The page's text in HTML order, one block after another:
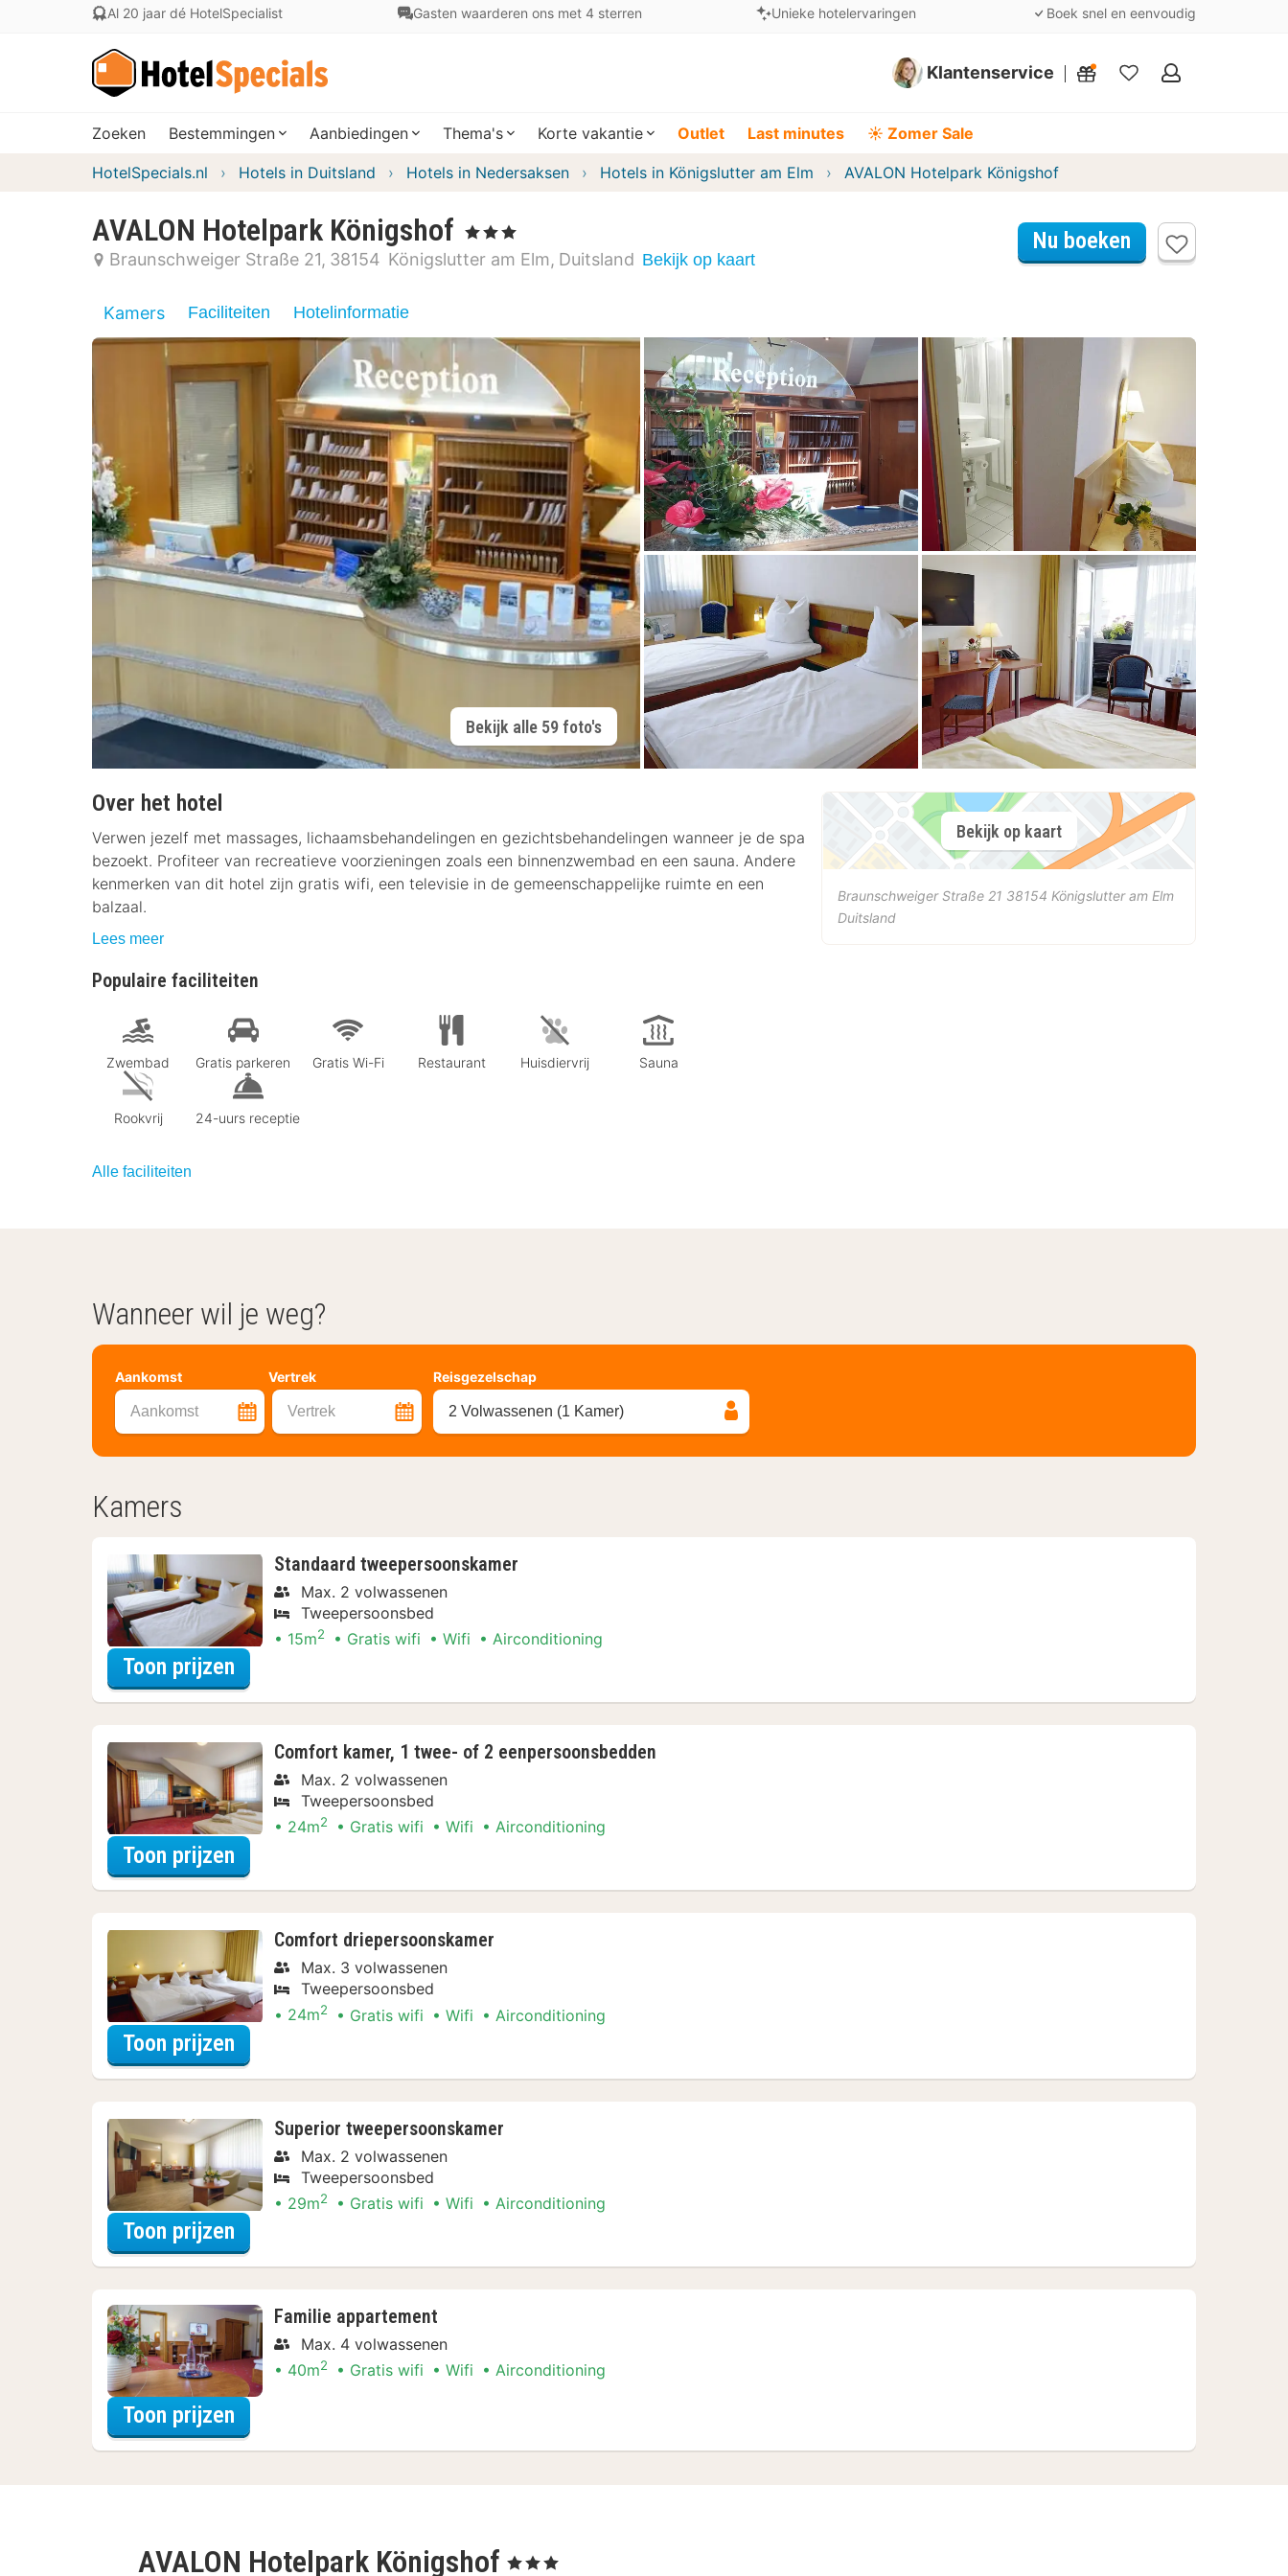
Al 20 jaar dé HotelSpecialist Gasten waarderen ons met 4 sterren Unieke hotelervaringen Boek snel en eenvoudig
Klantenservice
Mijn
Zoeken Bestemmingen Aanbiedingen Thema's Korte vakantie Outlet Last minutes ☀️ Zomer Sale
HotelSpecials.nl Hotels in Duitsland Hotels in Nedersaksen Hotels in Königslutter am Elm AVALON Hotelpark Königshof
AVALON Hotelpark Königshof , 3 Sterren
Braunschweiger Straße 21 38154 Königslutter am Elm Duitsland Bekijk op kaart
Nu boeken
Kamers Faciliteiten Hotelinformatie
Bekijk alle 59 foto's
Over het hotel
Verwen jezelf met massages, lichaamsbehandelingen en gezichtsbehandelingen wanneer je de spa
bezoekt. Profiteer van recreatieve voorzieningen zoals een binnenzwembad en een sauna. Andere
kenmerken van dit hotel zijn gratis wifi, een televisie in de gemeenschappelijke ruimte en een
balzaal.
Lees meer
Populaire faciliteiten
Zwembad Gratis parkeren Gratis Wi-Fi Restaurant Huisdiervrij Sauna
Rookvrij 24-uurs receptie
Alle faciliteiten
Bekijk op kaart
Braunschweiger Straße 21 38154 Königslutter am Elm
Duitsland
Wanneer wil je weg?
Aankomst Vertrek
Aankomst Vertrek
Reisgezelschap
2 Volwassenen (1 Kamer)
Kamers
Standaard tweepersoonskamer
Max. 2 volwassenen
Tweepersoonsbed
15m2 Gratis wifi Wifi Airconditioning
Toon prijzen
Comfort kamer, 1 twee- of 2 eenpersoonsbedden
Max. 2 volwassenen
Tweepersoonsbed
24m2 Gratis wifi Wifi Airconditioning
Toon prijzen
Comfort driepersoonskamer
Max. 3 volwassenen
Tweepersoonsbed
24m2 Gratis wifi Wifi Airconditioning
Toon prijzen
Superior tweepersoonskamer
Max. 2 volwassenen
Tweepersoonsbed
29m2 Gratis wifi Wifi Airconditioning
Toon prijzen
Familie appartement
Max. 4 volwassenen
40m2 Gratis wifi Wifi Airconditioning
Toon prijzen
AVALON Hotelpark Königshof , 3 Sterren